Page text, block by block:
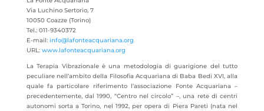
Via Luchino Sertorio, 7
10050 Coazze (Torino)
Tel.: 011-9340372
E-mail: info@lafonteacquariana.org
URL: www.lafonteacquariana.org
La Terapia Vibrazionale è una metodologia di guarigione del tutto
peculiare nell’ambito della Filosofia Acquariana di Baba Bedi XVI, alla
quale fa particolare riferimento l’associazione Fonte Acquariana –
precedentemente, dal 1990, “Centro nel circolo” –, una rete di centri
autonomi sorta a Torino, nel 1992, per opera di Piera Pareti (nata nel